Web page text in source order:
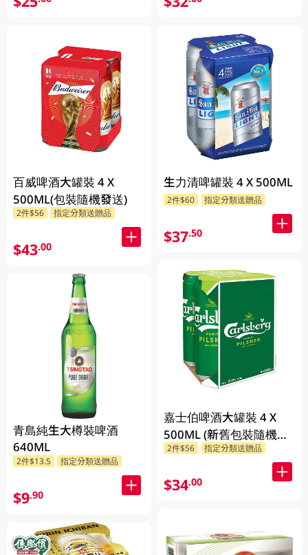
百威啤酒大罐裝 4 X
500ML(包裝隨機發送)
2件$56 指定分類送贈品
$43.00
青島純生大樽裝啤酒
640ML
2件$13.5 指定分類送贈品
$9.90
生力清啤罐裝 4 X 500ML
2件$60 指定分類送贈品
$37.50
嘉士伯啤酒大罐裝 4 X
500ML (新舊包裝隨機發
貨)
2件$56 指定分類送贈品
$34.00